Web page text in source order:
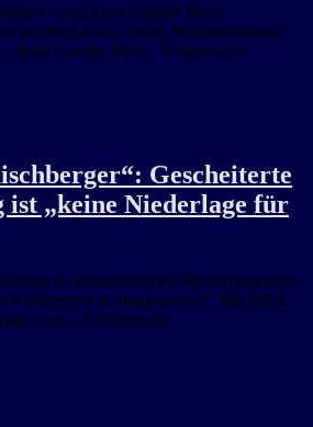
– und klare Signale beim
problematisch, einige Mitgliedsstaaten
from Google Alert – Völkerrecht
Gescheiterte
ist „keine Niederlage für
zu internationalen Rechtsprinzipien
Völkerrecht ist fundamental". Mit Blick
Alert – Völkerrecht